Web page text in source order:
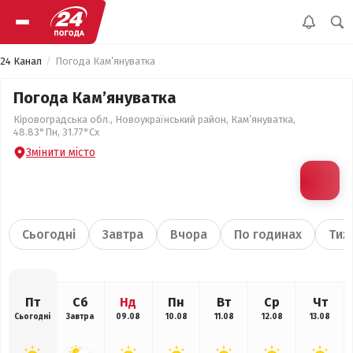
24 Канал Погода Кам’януватка
Погода Кам’януватка
Кіровоградська обл., Новоукраїнський район, Кам’януватка,
48.83°Пн, 31.77°Сх
Змінити місто
Сьогодні Завтра Вчора По годинах
Пт
Сьогодні
Сб
Завтра
Нд
09.08
Пн
10.08
Вт
11.08
Ср
12.08
Чт
13.08